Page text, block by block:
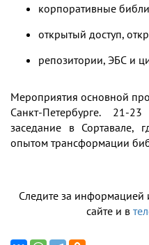
корпоративные
открытый доступ,
репозитории, ЭБС и
Мероприятия основной
Санкт-Петербурге. 21-
заседание в Сортавале,
опытом трансформации
Следите за
сайте и в